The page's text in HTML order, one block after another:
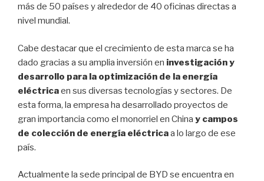
más de 50 países y alrededor de 40 oficinas directas a
nivel mundial.
Cabe destacar que el crecimiento de esta marca se ha
dado gracias a su amplia inversión en investigación y
desarrollo para la optimización de la energía
eléctricaen sus diversas tecnologías y sectores. De
esta forma, la empresa ha desarrollado proyectos de
gran importancia como el monorriel en China y campos
de colección de energía eléctricaa lo largo de ese
país.
Actualmente la sede principal de BYD se encuentra en